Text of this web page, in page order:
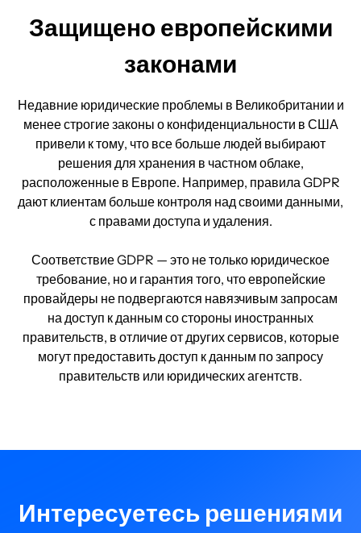
Защищено европейскими
законами
Недавние юридические проблемы в Великобритании и
менее строгие законы о конфиденциальности в США
привели к тому, что все больше людей выбирают
решения для хранения в частном облаке,
расположенные в Европе. Например, правила GDPR
дают клиентам больше контроля над своими данными,
с правами доступа и удаления.
Соответствие GDPR — это не только юридическое
требование, но и гарантия того, что европейские
провайдеры не подвергаются навязчивым запросам
на доступ к данным со стороны иностранных
правительств, в отличие от других сервисов, которые
могут предоставить доступ к данным по запросу
правительств или юридических агентств.
Интересуетесь решениями